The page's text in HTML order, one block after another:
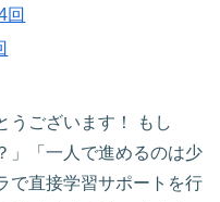
回
うございます！ もし
」「一人で進めるのは少
で直接学習サポートを行